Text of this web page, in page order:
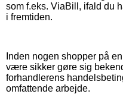
som f.eks. ViaBill, ifald du
i fremtiden.
Inden nogen shopper på
være sikker gøre sig
forhandlerens
omfattende arbejde.